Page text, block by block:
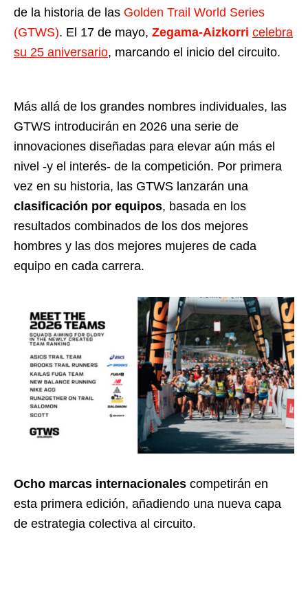
de la historia de las Golden Trail World Series
(GTWS). El 17 de mayo, Zegama-Aizkorri celebra
su 25 aniversario, marcando el inicio del circuito.
Más allá de los grandes nombres individuales, las
GTWS introducirán en 2026 una serie de
innovaciones diseñadas para elevar aún más el
nivel -y el interés- de la competición. Por primera
vez en su historia, las GTWS lanzarán una
clasificación por equipos, basada en los
resultados combinados de los dos mejores
hombres y las dos mejores mujeres de cada
equipo en cada carrera.
Ocho marcas internacionales competirán en
esta primera edición, añadiendo una nueva capa
de estrategia colectiva al circuito.